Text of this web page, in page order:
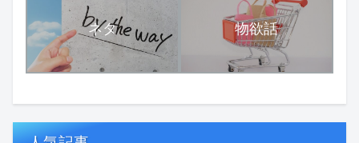
ネタ 物欲話